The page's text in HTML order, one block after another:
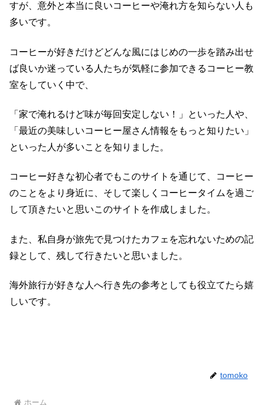
すが、意外と本当に良いコーヒーや淹れ方を知らない人も
多いです。
コーヒーが好きだけどどんな風にはじめの一歩を踏み出せ
ば良いか迷っている人たちが気軽に参加できるコーヒー教
室をしていく中で、
「家で淹れるけど味が毎回安定しない！」といった人や、
「最近の美味しいコーヒー屋さん情報をもっと知りたい」
といった人が多いことを知りました。
コーヒー好きな初心者でもこのサイトを通じて、コーヒー
のことをより身近に、そして楽しくコーヒータイムを過ご
して頂きたいと思いこのサイトを作成しました。
また、私自身が旅先で見つけたカフェを忘れないための記
録として、残して行きたいと思いました。
海外旅行が好きな人へ行き先の参考としても役立てたら嬉
しいです。
tomoko
ホーム